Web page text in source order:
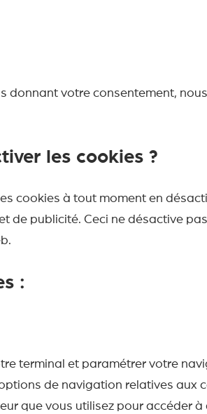
donnant votre consentement,
les cookies ?
cookies à tout moment en
de publicité. Ceci ne désactive
:
terminal et paramétrer votre
de navigation relatives aux
que vous utilisez pour accéder